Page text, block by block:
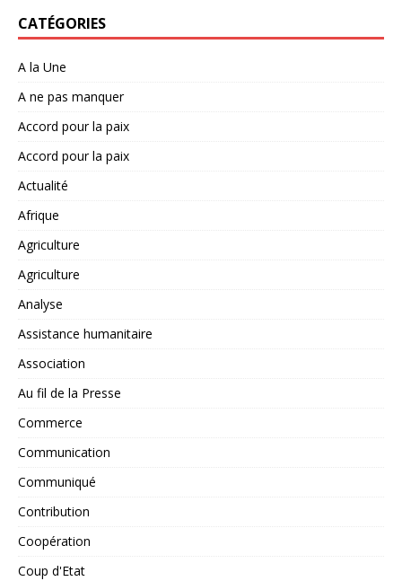
CATÉGORIES
A la Une
A ne pas manquer
Accord pour la paix
Accord pour la paix
Actualité
Afrique
Agriculture
Agriculture
Analyse
Assistance humanitaire
Association
Au fil de la Presse
Commerce
Communication
Communiqué
Contribution
Coopération
Coup d'Etat